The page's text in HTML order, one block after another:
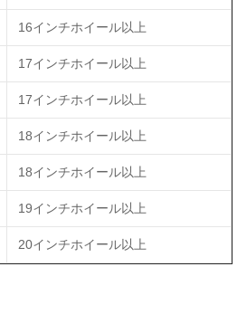
16インチホイール以上
17インチホイール以上
17インチホイール以上
18インチホイール以上
18インチホイール以上
19インチホイール以上
20インチホイール以上